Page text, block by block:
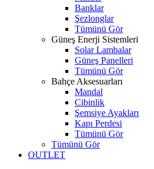
Banklar
Şezlonglar
Tümünü Gör
Güneş Enerji Sistemleri
Solar Lambalar
Güneş Panelleri
Tümünü Gör
Bahçe Aksesuarları
Mandal
Cibinlik
Şemsiye Ayakları
Kapı Perdesi
Tümünü Gör
Tümünü Gör
OUTLET